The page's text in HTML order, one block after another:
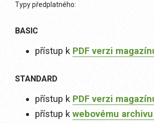
Typy předplatného:
BASIC
přístup k PDF verzi
STANDARD
přístup k PDF verzi
přístup k webovému